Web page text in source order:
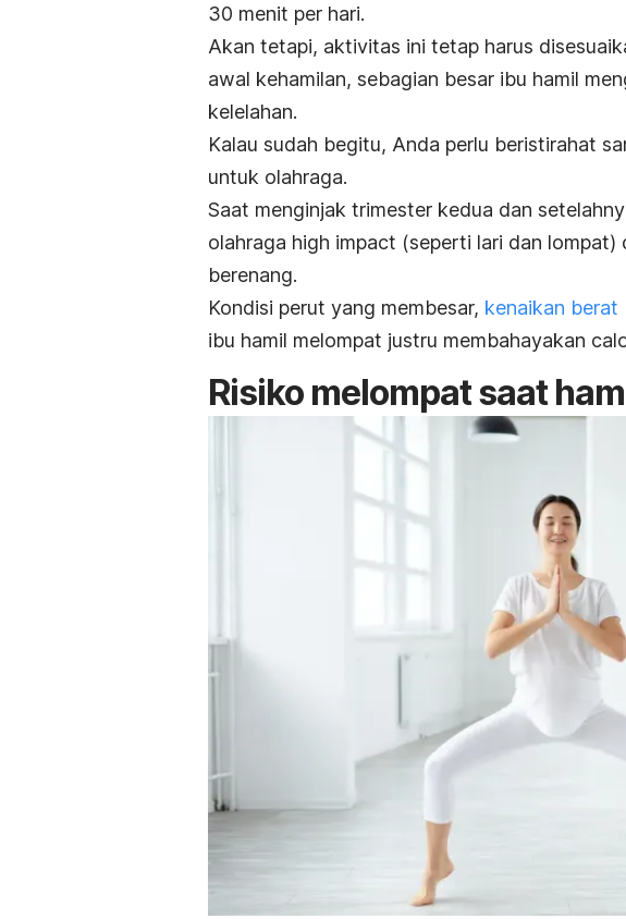
30 menit per hari.
Akan tetapi, aktivitas ini tetap harus
awal kehamilan, sebagian besar ibu hamil
kelelahan.
Kalau sudah begitu, Anda perlu beristirahat
untuk olahraga.
Saat menginjak trimester kedua dan
olahraga high impact (seperti lari dan lompat)
berenang.
Kondisi perut yang membesar, kenaikan berat
ibu hamil melompat justru membahayakan
Risiko melompat saat